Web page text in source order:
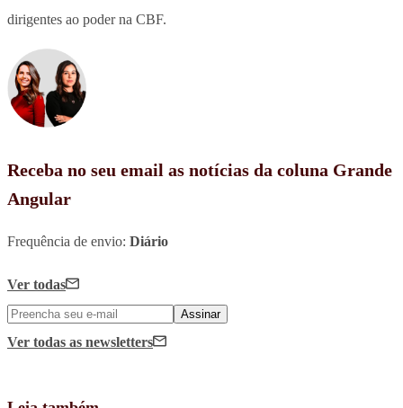
dirigentes ao poder na CBF.
Receba no seu email as notícias da coluna Grande
Angular
Frequência de envio: Diário
Ver todas
Assinar
Ver todas as newsletters